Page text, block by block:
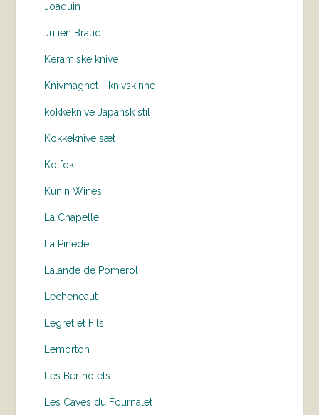
Joaquin
Julien Braud
Keramiske knive
Knivmagnet - knivskinne
kokkeknive Japansk stil
Kokkeknive sæt
Kolfok
Kunin Wines
La Chapelle
La Pinede
Lalande de Pomerol
Lecheneaut
Legret et Fils
Lemorton
Les Bertholets
Les Caves du Fournalet